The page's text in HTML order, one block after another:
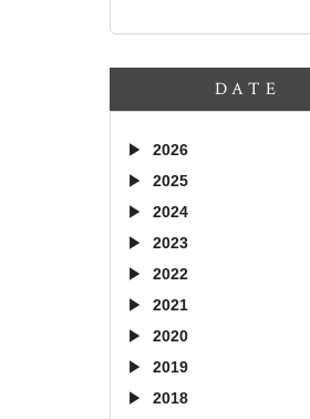
DATE
2026
2025
2024
2023
2022
2021
2020
2019
2018